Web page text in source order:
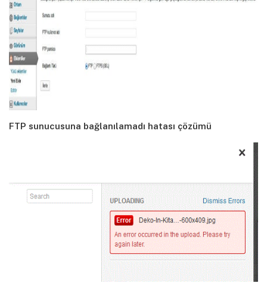
FTP sunucusuna bağlanılamadı hatası çözümü